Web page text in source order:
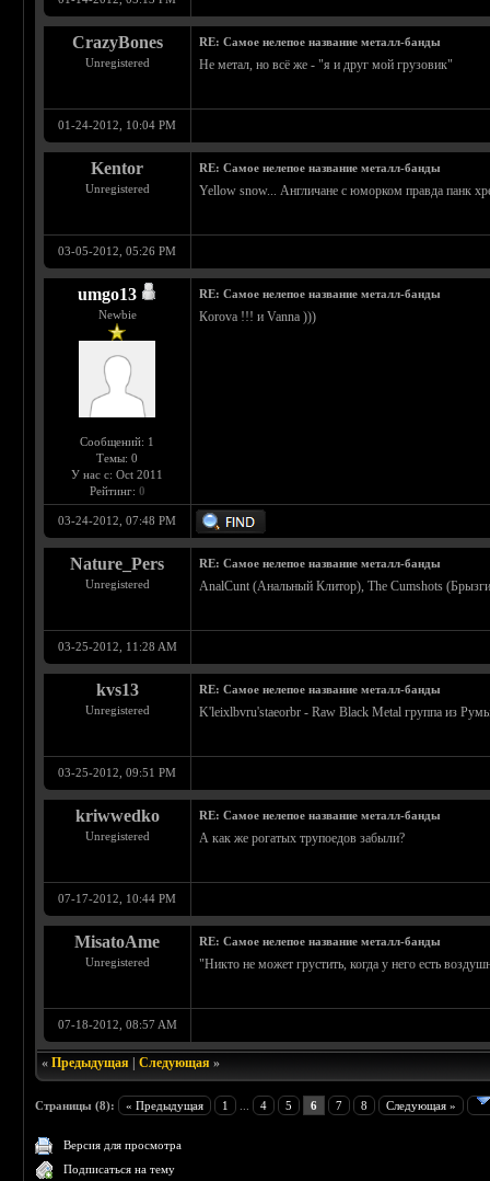
CrazyBones
Unregistered
RE: Самое нелепое название металл-банды
Не метал, но всё же - "я и друг мой грузовик"
01-24-2012, 10:04 PM
Kentor
Unregistered
RE: Самое нелепое название металл-банды
Yellow snow... Англичане с юморком правда панк
03-05-2012, 05:26 PM
umgo13
Newbie
Сообщений: 1
Темы: 0
У нас с: Oct 2011
Рейтинг: 0
RE: Самое нелепое название металл-банды
Кorova !!! и Vanna )))
03-24-2012, 07:48 PM
Nature_Pers
Unregistered
RE: Самое нелепое название металл-банды
AnalCunt (Анальный Клитор), The Cumshots
03-25-2012, 11:28 AM
kvs13
Unregistered
RE: Самое нелепое название металл-банды
K'leixlbvru'staeorbr - Raw Black Metal группа из
03-25-2012, 09:51 PM
kriwwedko
Unregistered
RE: Самое нелепое название металл-банды
А как же рогатых трупоедов забыли?
07-17-2012, 10:44 PM
MisatoAme
Unregistered
RE: Самое нелепое название металл-банды
"Никто не может грустить, когда у него есть
07-18-2012, 08:57 AM
«Предыдущая |Следующая »
Страницы (8): « Предыдущая 1 4 5 6 7 8 Следующая »
Версия для просмотра
Подписаться на тему